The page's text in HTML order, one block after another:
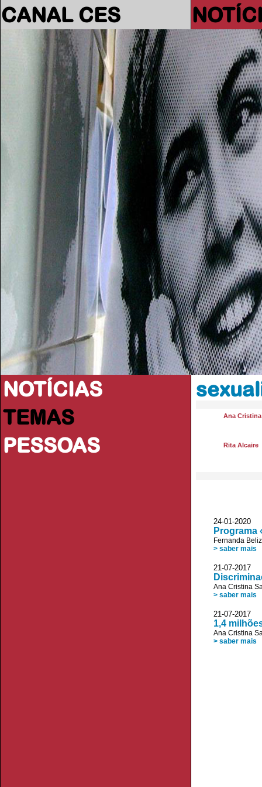
CANAL CES
NOTÍCIAS
TEMAS
PESSOAS
Ana
Rita Alcaire
24-01-2020
Programa
Fernanda
> saber mais
21-07-2017
Ana Cristina
> saber mais
21-07-
1,4
Ana Cristina
> saber mais